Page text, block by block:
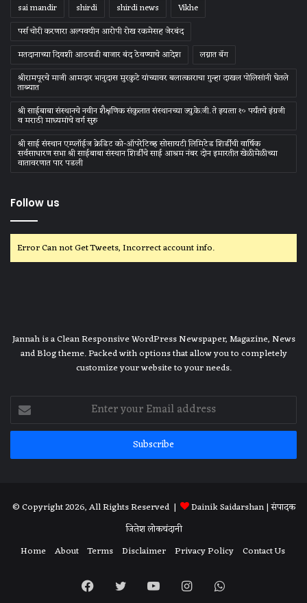
sai mandir
shirdi shirdi news
Vikhe
पर्स चोरी करणारा अल्पवयीन आरोपी रोख रकमेसह जेरबंद
मतदानाच्या दिवशी आठवडी बाजार बंद ठेवण्याचे आदेश
लग्नात बॅग
श्रीरामपूरचे माजी आमदार भानुदास मुरकुटे यांच्यावर बलात्काराचा गुन्हा दाखल पोलिसांनी घेतले
ताब्यात
श्री साईबाबा संस्‍थानचे नवीन शैक्षणिक संकुलात संस्‍थानच्‍या ज्‍यु.के.जी. ते इयत्‍ता १० पर्यंतचे इंग्रजी
व मराठी माध्‍यमांचे वर्ग सुरु
श्री साई संस्थान एम्प्लॉईज क्रेडिट को-ऑपरेटिव्ह सोसायटी लिमिटेड शिर्डीची वार्षिक
सर्वसाधारण सभा श्री साईबाबा संस्थान शिर्डीचे साई आश्रम नंबर दोन इमारतीत खेळीमेळीच्या
वातावरणात पार पडली
Follow us
Error Can not Get Tweets, Incorrect account info.
Jannah is a Clean Responsive WordPress Newspaper, Magazine, News
and Blog theme. Packed with options that allow you to completely
customize your website to your needs.
Enter
your
Email
© Copyright 2026, All Rights Reserved | Dainik Saidarshan| संपादक
जितेश लोकचंदानी
Home About Terms Disclaimer Privacy Policy Contact Us
FacebookTwitterYouTubeInstagramWhatsApp